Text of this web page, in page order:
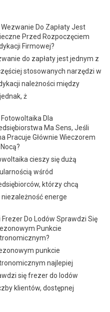
Do Zapłaty Jest
Przed Rozpoczęciem
Firmowej?
do zapłaty jest jednym z
stosowanych narzędzi w
należności między
ż
Dla
Ma Sens, Jeśli
Pracuje Głównie Wieczorem
Nocą?
cieszy się dużą
wśród
którzy chcą
energe
Frezer Do Lodów Sprawdzi Się
Punkcie
punkcie
najlepiej
się frezer do lodów
klientów, dostępnej